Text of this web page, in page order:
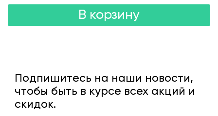
В корзину
Подпишитесь на наши новости,
чтобы быть в курсе всех акций и
скидок.